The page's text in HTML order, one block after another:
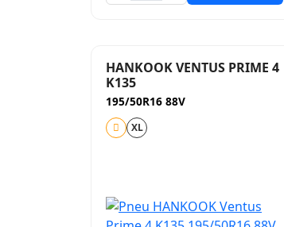
HANKOOK VENTUS PRIME 4
K135
195/50R16 88V
XL